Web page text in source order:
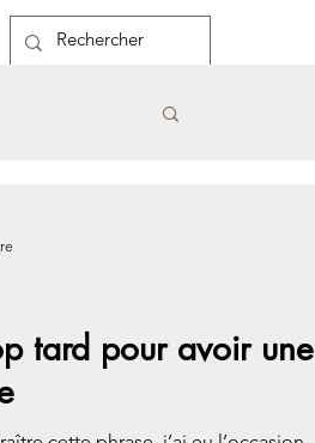
tard pour avoir une